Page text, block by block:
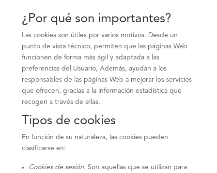
¿Por qué son importantes?
Las cookies son útiles por varios motivos. Desde un
punto de vista técnico, permiten que las páginas Web
funcionen de forma más ágil y adaptada a las
preferencias del Usuario, Además, ayudan a los
responsables de las páginas Web a mejorar los servicios
que ofrecen, gracias a la información estadística que
recogen a través de ellas.
Tipos de cookies
En función de su naturaleza, las cookies pueden
clasificarse en:
Cookies de sesión. Son aquellas que se utilizan para